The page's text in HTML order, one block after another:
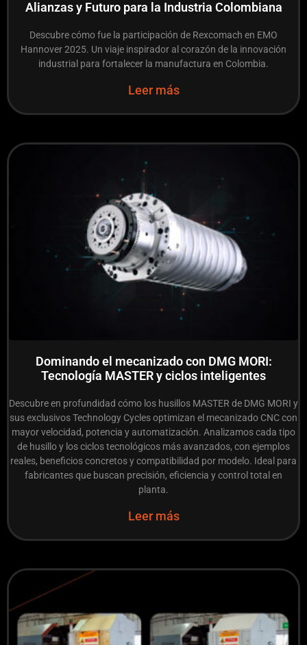
Alianzas y Futuro para la Industria Colombiana
Descubre cómo fue la participación de Rexcomach en EMO
Hannover 2025. Un viaje inspirador al corazón de la innovación
industrial para fortalecer la manufactura en Colombia.
Leer más
Dominando el mecanizado con DMG MORI:
Tecnología MASTER y ciclos inteligentes
Descubre en profundidad cómo los husillos MASTER de DMG MORI y
sus exclusivos Technology Cycles optimizan el mecanizado CNC con
mayor velocidad, potencia y automatización. Analizamos cada tipo
de husillo y los ciclos tecnológicos más avanzados, con ejemplos
reales, beneficios concretos y compatibilidad por modelo. Ideal para
fabricantes que buscan precisión, eficiencia y control total en
planta.
Leer más